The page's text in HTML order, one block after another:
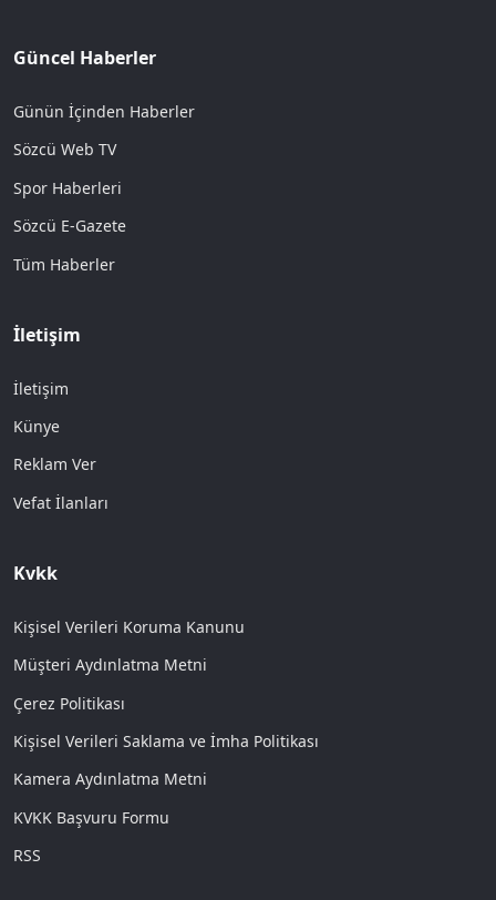
Güncel Haberler
Günün İçinden Haberler
Sözcü Web TV
Spor Haberleri
Sözcü E-Gazete
Tüm Haberler
İletişim
İletişim
Künye
Reklam Ver
Vefat İlanları
Kvkk
Kişisel Verileri Koruma Kanunu
Müşteri Aydınlatma Metni
Çerez Politikası
Kişisel Verileri Saklama ve İmha Politikası
Kamera Aydınlatma Metni
KVKK Başvuru Formu
RSS